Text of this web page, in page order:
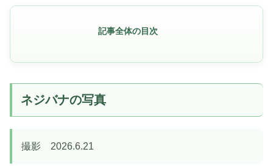
記事全体の目次
ネジバナの写真
撮影 2026.6.21